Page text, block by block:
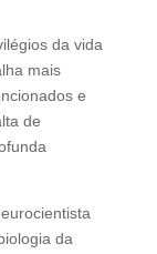
da vida
mais
e
de
da